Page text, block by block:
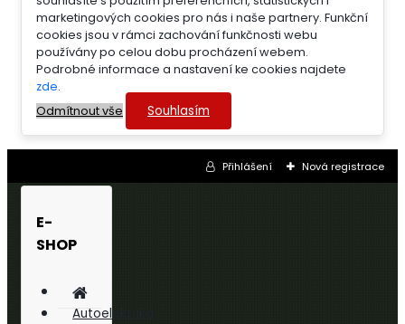
marketingových cookies pro nás i naše partnery. Funkční
cookies jsou v rámci zachování funkčnosti webu
používány po celou dobu procházení webem.
Podrobné informace a nastavení ke cookies najdete
zde.
Odmítnout vše
Souhlasím
Přihlášení Nová registrace
E-
SHOP
Autoelektrika